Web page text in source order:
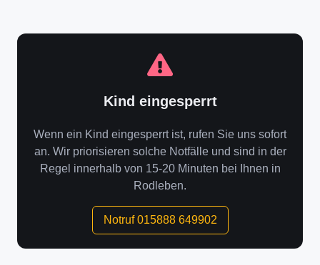
Kind eingesperrt
Wenn ein Kind eingesperrt ist, rufen Sie uns sofort
an. Wir priorisieren solche Notfälle und sind in der
Regel innerhalb von 15-20 Minuten bei Ihnen in
Rodleben.
Notruf 015888 649902